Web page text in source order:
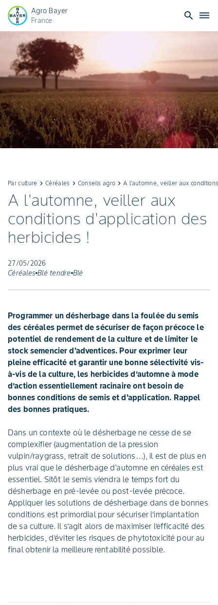
Agro Bayer
France
search dehaze
Par culture keyboard_arrow_right Céréales keyboard_arrow_right Conseils agro keyboard_arrow_rightA l'automne, veiller aux
A l'automne, veiller aux
conditions d'application des
herbicides !
27/05/2026
Céréales Blé tendre Blé
Programmer un désherbage dans la foulée du semis
des céréales permet de sécuriser de façon précoce le
potentiel de rendement de la culture et de limiter le
stock semencier d'adventices. Pour exprimer leur
pleine efficacité et garantir une bonne sélectivité vis-
à-vis de la culture, les herbicides d’automne à mode
d’action essentiellement racinaire ont besoin de
bonnes conditions de semis et d'application. Rappel
des bonnes pratiques.
Dans un contexte où le désherbage ne cesse de se
complexifier (augmentation de la pression
vulpin/raygrass, retrait de solutions…), il est de plus en
plus vrai que le désherbage d'automne en céréales est
essentiel. Sitôt le semis viendra le temps fort du
désherbage en pré-levée ou post-levée précoce.
Appliquer les solutions de désherbage dans de bonnes
conditions est primordial pour sécuriser l’implantation
de sa culture. Il s’agit alors de maximiser l’efficacité des
herbicides, d’éviter les risques de phytotoxicité pour au
final obtenir la meilleure rentabilité possible.